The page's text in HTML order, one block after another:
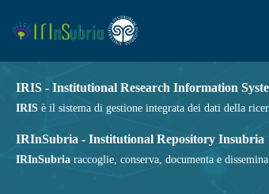
IRIS - Institutional Research Information
IRIS è il sistema di gestione integrata dei dati della
IRInSubria - Institutional Repository Insubria
IRInSubria raccoglie, conserva, documenta e